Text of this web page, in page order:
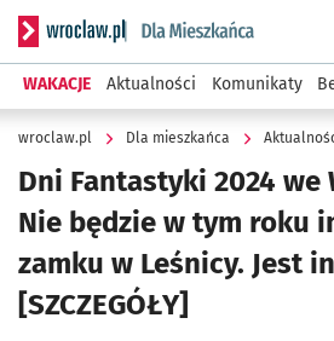
Serwis informacyjny wroclaw.pl
WAKACJE Aktualności Komunikaty
wroclaw.pl Dla mieszkańca
Dni Fantastyki 2024 we
Nie będzie w tym roku
zamku w Leśnicy. Jest
[SZCZEGÓŁY]